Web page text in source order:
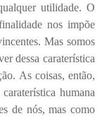
utilidade. O
nos impõe
Mas somos
dessa caraterística
As coisas, então,
humana
de nós, mas como